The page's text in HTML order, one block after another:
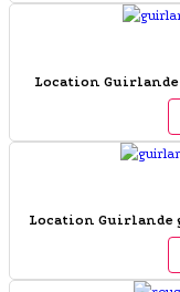
Location Guirlande
Location Guirlande